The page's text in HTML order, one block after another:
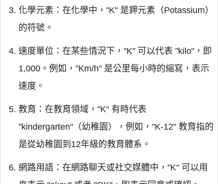
化學元素：在化學中，"K" 是鉀元素（Potassium）
的符號。
速度單位：在某些情況下，"K" 可以代表 "kilo"，即
1,000。例如，"Km/h" 是公里每小時的縮寫，表示
速度。
教育：在教育領域，"K" 有時代表
"kindergarten"（幼稚園），例如，"K-12" 教育指的
是從幼稚園到12年級的教育體系。
網路用語：在網路聊天或社交媒體中，"K" 可以用